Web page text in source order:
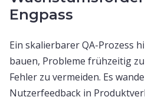
Engpass
Ein skalierbarer QA-Prozess
bauen, Probleme frühzeitig
Fehler zu vermeiden. Es
Nutzerfeedback in